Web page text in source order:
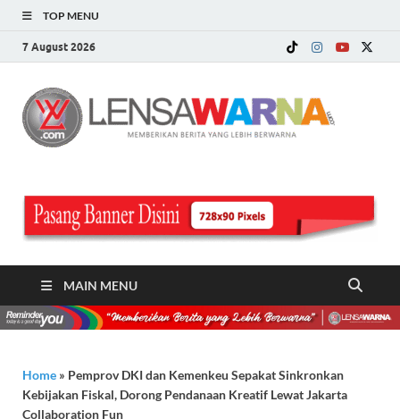
TOP MENU
7 August 2026
MAIN MENU
Home » Pemprov DKI dan Kemenkeu Sepakat Sinkronkan
Kebijakan Fiskal, Dorong Pendanaan Kreatif Lewat Jakarta
Collaboration Fun